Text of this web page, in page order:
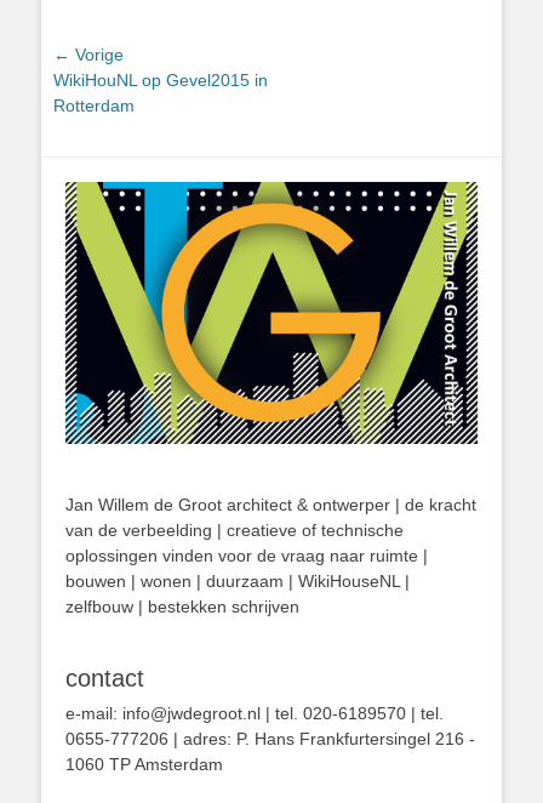
Bericht
navigatie
← Vorige
Vorig
bericht:
WikiHouNL op Gevel2015 in
Rotterdam
Jan Willem de Groot architect & ontwerper | de kracht
van de verbeelding | creatieve of technische
oplossingen vinden voor de vraag naar ruimte |
bouwen | wonen | duurzaam | WikiHouseNL |
zelfbouw | bestekken schrijven
contact
e-mail: info@jwdegroot.nl | tel. 020-6189570 | tel.
0655-777206 | adres: P. Hans Frankfurtersingel 216 -
1060 TP Amsterdam